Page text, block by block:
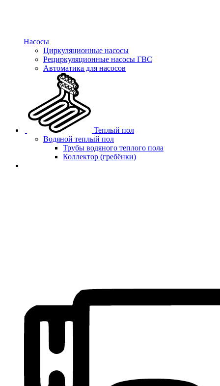
Насосы
Циркуляционные насосы
Рециркуляционные насосы ГВС
Автоматика для насосов
Теплый пол
Водяной теплый пол
Трубы водяного теплого пола
Коллектор (гребёнки)